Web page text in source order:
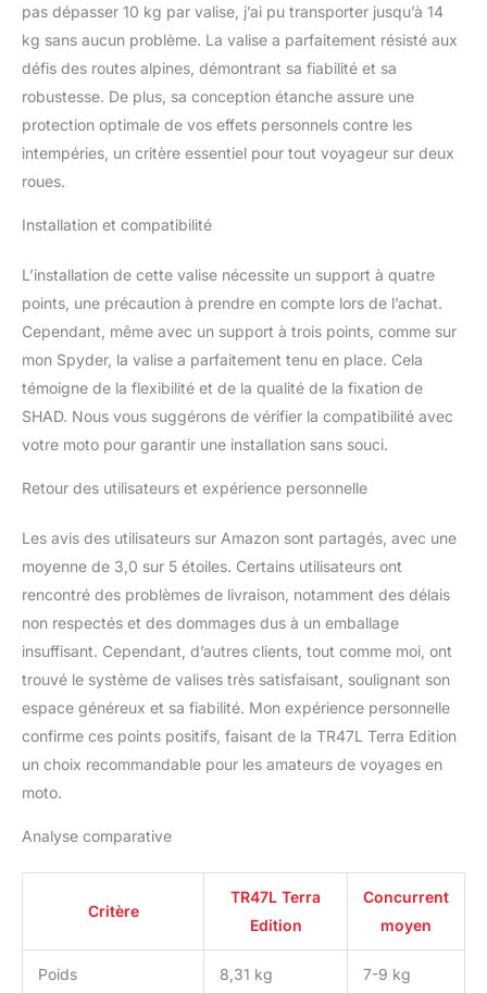
pas dépasser 10 kg par valise, j’ai pu transporter jusqu’à 14
kg sans aucun problème. La valise a parfaitement résisté aux
défis des routes alpines, démontrant sa fiabilité et sa
robustesse. De plus, sa conception étanche assure une
protection optimale de vos effets personnels contre les
intempéries, un critère essentiel pour tout voyageur sur deux
roues.
Installation et compatibilité
L’installation de cette valise nécessite un support à quatre
points, une précaution à prendre en compte lors de l’achat.
Cependant, même avec un support à trois points, comme sur
mon Spyder, la valise a parfaitement tenu en place. Cela
témoigne de la flexibilité et de la qualité de la fixation de
SHAD. Nous vous suggérons de vérifier la compatibilité avec
votre moto pour garantir une installation sans souci.
Retour des utilisateurs et expérience personnelle
Les avis des utilisateurs sur Amazon sont partagés, avec une
moyenne de 3,0 sur 5 étoiles. Certains utilisateurs ont
rencontré des problèmes de livraison, notamment des délais
non respectés et des dommages dus à un emballage
insuffisant. Cependant, d’autres clients, tout comme moi, ont
trouvé le système de valises très satisfaisant, soulignant son
espace généreux et sa fiabilité. Mon expérience personnelle
confirme ces points positifs, faisant de la TR47L Terra Edition
un choix recommandable pour les amateurs de voyages en
moto.
Analyse comparative
Critère
TR47L Terra
Edition
Concurrent
moyen
Poids 8,31 kg 7-9 kg